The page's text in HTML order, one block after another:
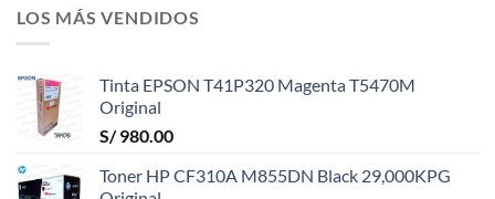
LOS MÁS VENDIDOS
Tinta EPSON T41P320 Magenta T5470M
Original
S/980.00
Toner HP CF310A M855DN Black 29,000KPG